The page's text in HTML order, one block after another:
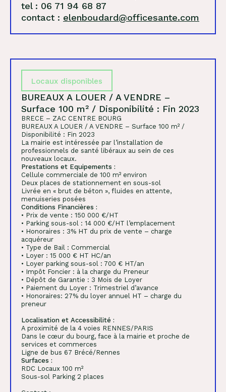
tel : 06 71 94 68 87
contact : elenboudard@officesante.com
Locaux disponibles
BUREAUX A LOUER / A VENDRE –
Surface 100 m² / Disponibilité : Fin 2023
BRECE – ZAC CENTRE BOURG
BUREAUX A LOUER / A VENDRE – Surface 100 m² /
Disponibilité : Fin 2023
La mairie est intéressée par l’installation de
professionnels de santé libéraux au sein de ces
nouveaux locaux.
Prestations et Equipements :
Cellule commerciale de 100 m² environ
Deux places de stationnement en sous-sol
Livrée en « brut de béton », fluides en attente,
menuiseries posées
Conditions Financières :
• Prix de vente : 150 000 €/HT
• Parking sous-sol : 14 000 €/HT l’emplacement
• Honoraires : 3% HT du prix de vente – charge
acquéreur
• Type de Bail : Commercial
• Loyer : 15 000 € HT HC/an
• Loyer parking sous-sol : 700 € HT/an
• Impôt Foncier : à la charge du Preneur
• Dépôt de Garantie : 3 Mois de Loyer
• Paiement du Loyer : Trimestriel d’avance
• Honoraires: 27% du loyer annuel HT – charge du
preneur
Localisation et Accessibilité :
A proximité de la 4 voies RENNES/PARIS
Dans le cœur du bourg, face à la mairie et proche de
services et commerces
Ligne de bus 67 Brécé/Rennes
Surfaces :
RDC Locaux 100 m²
Sous-sol Parking 2 places